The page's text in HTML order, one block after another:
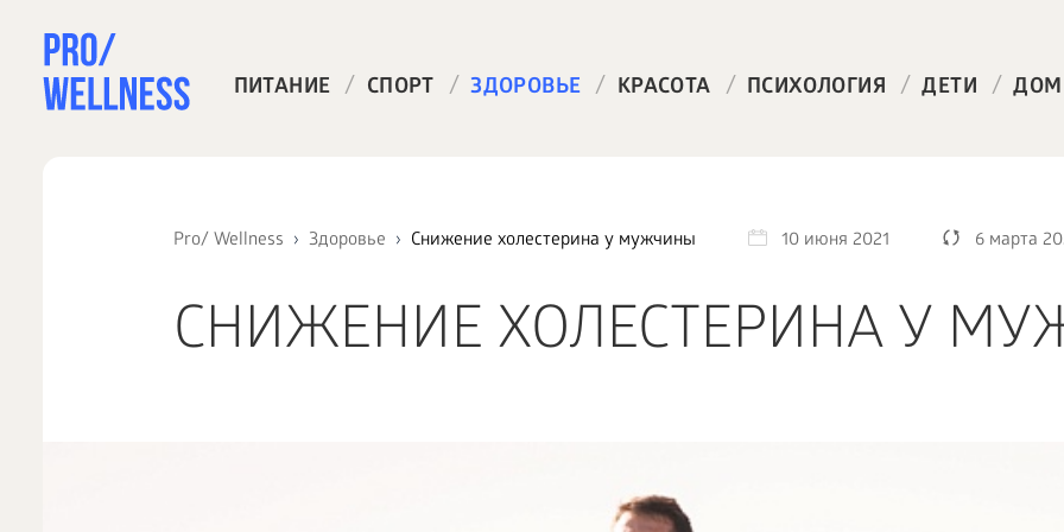
ПИТАНИЕ / СПОРТ / ЗДОРОВЬЕ / КРАСОТА / ПСИХОЛОГИЯ / ДЕТИ / ДОМ
Pro/ Wellness Здоровье Снижение холестерина у мужчины 10 июня 2021 6 марта
СНИЖЕНИЕ ХОЛЕСТЕРИНА У